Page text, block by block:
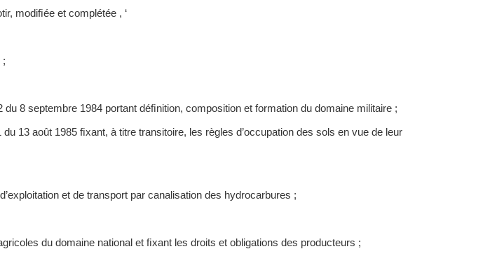
modiﬁée et complétée , ‘
;
8 septembre 1984 portant déﬁnition, composition et formation du domaine militaire ;
13 août 1985 ﬁxant, à titre transitoire, les règles d’occupation des sols en vue de leur
et de transport par canalisation des hydrocarbures ;
du domaine national et ﬁxant les droits et obligations des producteurs ;